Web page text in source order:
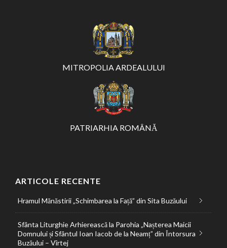
MITROPOLIA ARDEALULUI
PATRIARHIA ROMÂNĂ
ARTICOLE RECENTE
Hramul Mănăstirii „Schimbarea la Față” din Sita Buzăului
Sfânta Liturghie Arhierească la Parohia „Nașterea Maicii
Domnului și Sfântul Ioan Iacob de la Neamț” din Întorsura
Buzăului – Vîrtej